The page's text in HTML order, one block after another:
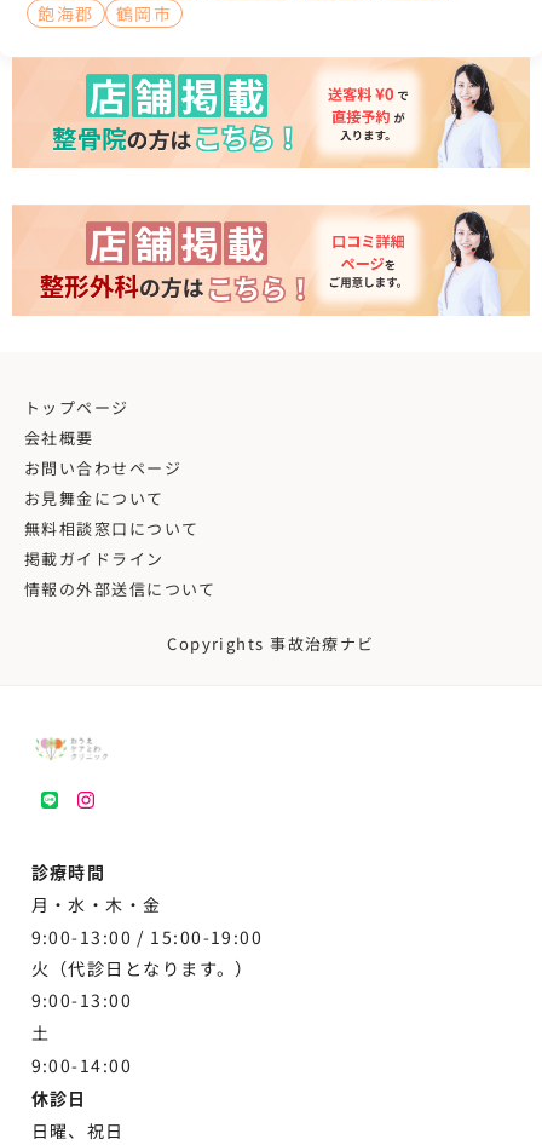
飽海郡
鶴岡市
トップページ
会社概要
お問い合わせページ
お見舞金について
無料相談窓口について
掲載ガイドライン
情報の外部送信について
Copyrights 事故治療ナビ
LINEinstagram
診療時間
月・水・木・金
9:00-13:00 / 15:00-19:00
火（代診日となります。）
9:00-13:00
土
9:00-14:00
休診日
日曜、祝日